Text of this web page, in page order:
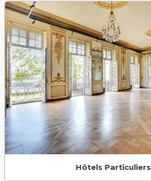
Hôtels Particuliers